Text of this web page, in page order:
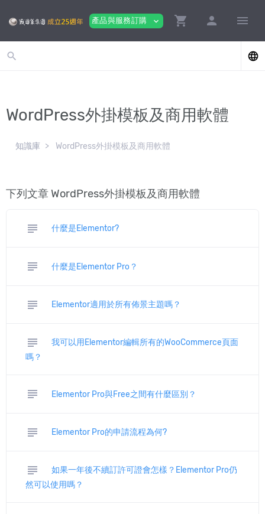
產品與服務訂購 expand_more shopping_cart person menu
search language
WordPress外掛模板及商用軟體
知識庫 WordPress外掛模板及商用軟體
下列文章 WordPress外掛模板及商用軟體
subject 什麼是Elementor?
subject 什麼是Elementor Pro？
subject Elementor適用於所有佈景主題嗎？
subject
我可以用Elementor編輯所有的WooCommerce頁面
嗎？
subject Elementor Pro與Free之間有什麼區別？
subject Elementor Pro的申請流程為何?
subject
如果一年後不續訂許可證會怎樣？Elementor Pro仍
然可以使用嗎？